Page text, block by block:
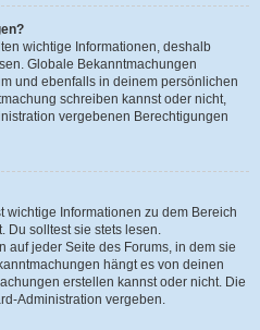
wichtige Informationen, deshalb
Globale Bekanntmachungen
und ebenfalls in deinem persönlichen
schreiben kannst oder nicht,
vergebenen Berechtigungen
wichtige Informationen zu dem Bereich
Du solltest sie stets lesen.
auf jeder Seite des Forums, in dem sie
hängt es von deinen
erstellen kannst oder nicht. Die
Administration vergeben.